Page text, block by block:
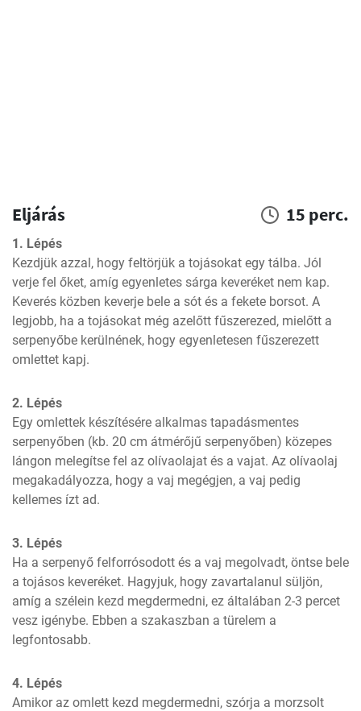
Eljárás 15 perc.
1. Lépés
Kezdjük azzal, hogy feltörjük a tojásokat egy tálba. Jól
verje fel őket, amíg egyenletes sárga keveréket nem kap.
Keverés közben keverje bele a sót és a fekete borsot. A
legjobb, ha a tojásokat még azelőtt fűszerezed, mielőtt a
serpenyőbe kerülnének, hogy egyenletesen fűszerezett
omlettet kapj.
2. Lépés
Egy omlettek készítésére alkalmas tapadásmentes
serpenyőben (kb. 20 cm átmérőjű serpenyőben) közepes
lángon melegítse fel az olívaolajat és a vajat. Az olívaolaj
megakadályozza, hogy a vaj megégjen, a vaj pedig
kellemes ízt ad.
3. Lépés
Ha a serpenyő felforrósodott és a vaj megolvadt, öntse bele
a tojásos keveréket. Hagyjuk, hogy zavartalanul süljön,
amíg a szélein kezd megdermedni, ez általában 2-3 percet
vesz igénybe. Ebben a szakaszban a türelem a
legfontosabb.
4. Lépés
Amikor az omlett kezd megdermedni, szórja a morzsolt